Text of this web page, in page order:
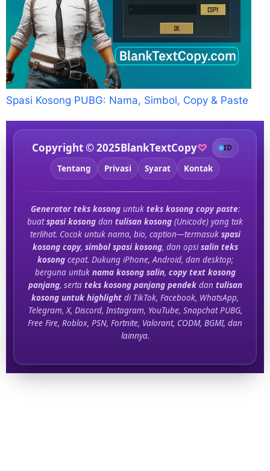
Spasi Kosong PUBG: Nama, Simbol, Copy & Paste
Copyright ©2025BlankTextCopy♡ ID
Tentang Privasi Syarat Kontak
Generator teks kosonguntuk teks kosong copy paste:
buatspasi kosong dan tulisan kosong (Unicode) yang tak
terlihat. Cocok untuk nama, bio, caption—termasuk spasi
kosong copy, simbol spasi kosong, dan opsisalin teks
kosongcepat. Dukung iPhone, Android, dan desktop;
berguna untuk nama kosong salin, copy text kosong
panjang, serta teks kosong panjang pendekdan tulisan
kosong untuk highlight di TikTok, Facebook, WhatsApp,
Telegram, X, Discord, Instagram, YouTube, Snapchat PUBG,
Free Fire, Roblox, PSN, Fortnite, Valorant, CODM, BGMI, dan
lainnya.